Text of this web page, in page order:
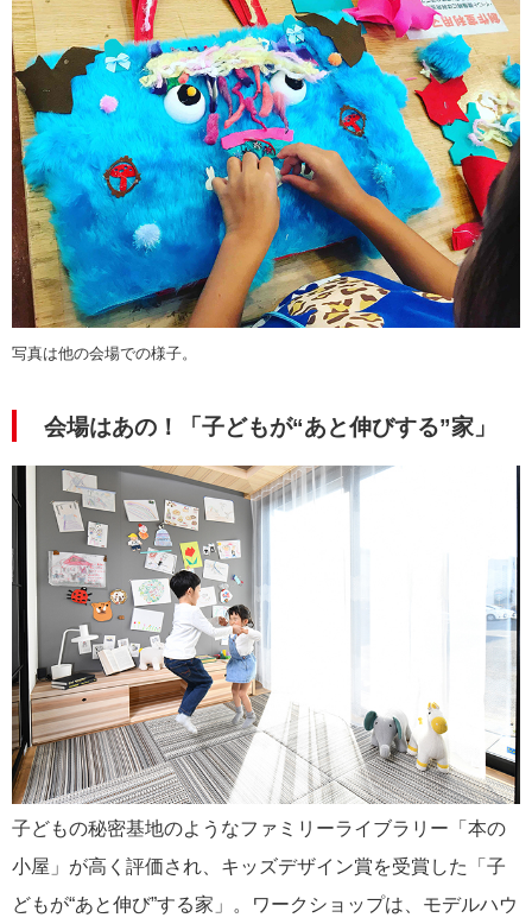
写真は他の会場での様子。
会場はあの！「子どもが“あと伸びする”家」
子どもの秘密基地のようなファミリーライブラリー「本の
小屋」が高く評価され、キッズデザイン賞を受賞した「子
どもが“あと伸び”する家」。ワークショップは、モデルハウ